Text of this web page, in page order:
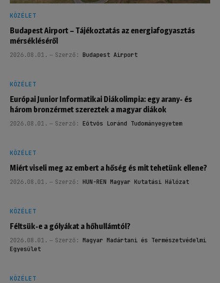
KÖZÉLET
Budapest Airport – Tájékoztatás az energiafogyasztás
mérsékléséről
2026.08.01. Szerző: Budapest Airport
KÖZÉLET
Európai Junior Informatikai Diákolimpia: egy arany- és
három bronzérmet szereztek a magyar diákok
2026.08.01. Szerző: Eötvös Loránd Tudományegyetem
KÖZÉLET
Miért viseli meg az embert a hőség és mit tehetünk ellene?
2026.08.01. Szerző: HUN-REN Magyar Kutatási Hálózat
KÖZÉLET
Féltsük-e a gólyákat a hőhullámtól?
2026.08.01. Szerző: Magyar Madártani és Természetvédelmi
Egyesület
KÖZÉLET